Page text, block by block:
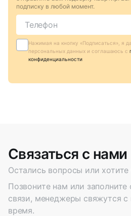
подписку в любой момент.
Нажимая на кнопку «Подписаться», я
персональных данных и соглашаюсь c
конфиденциальности
Связаться с нами
Остались вопросы или хотите
Позвоните нам или
связи, менеджеры свяжутся
время.